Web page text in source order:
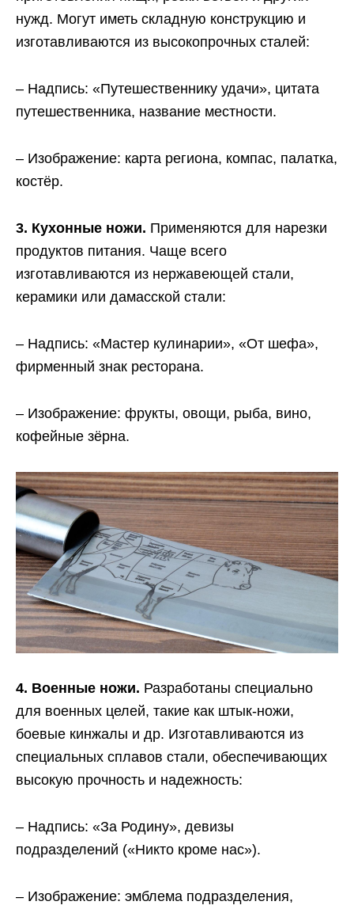
нужд. Могут иметь складную конструкцию и
изготавливаются из высокопрочных сталей:
– Надпись: «Путешественнику удачи», цитата
путешественника, название местности.
– Изображение: карта региона, компас, палатка,
костёр.
3. Кухонные ножи. Применяются для нарезки
продуктов питания. Чаще всего
изготавливаются из нержавеющей стали,
керамики или дамасской стали:
– Надпись: «Мастер кулинарии», «От шефа»,
фирменный знак ресторана.
– Изображение: фрукты, овощи, рыба, вино,
кофейные зёрна.
4. Военные ножи. Разработаны специально
для военных целей, такие как штык-ножи,
боевые кинжалы и др. Изготавливаются из
специальных сплавов стали, обеспечивающих
высокую прочность и надежность:
– Надпись: «За Родину», девизы
подразделений («Никто кроме нас»).
– Изображение: эмблема подразделения,